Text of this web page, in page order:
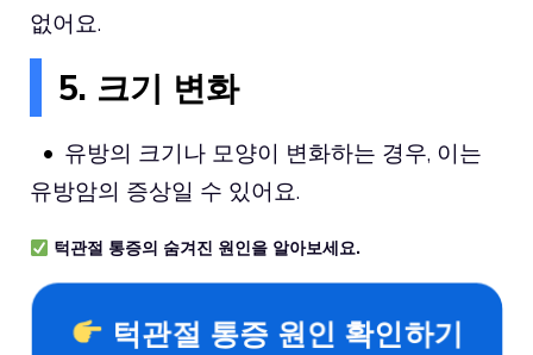
없어요.
5. 크기 변화
유방의 크기나 모양이 변화하는 경우, 이는
유방암의 증상일 수 있어요.
턱관절 통증의 숨겨진 원인을 알아보세요.
턱관절 통증 원인 확인하기